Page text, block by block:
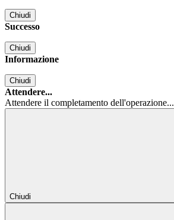
Chiudi
Successo
Chiudi
Informazione
Chiudi
Attendere...
Attendere il completamento dell'operazione...
Chiudi